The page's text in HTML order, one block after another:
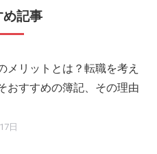
め記事
メリットとは？転職を考え
おすすめの簿記、その理由
日